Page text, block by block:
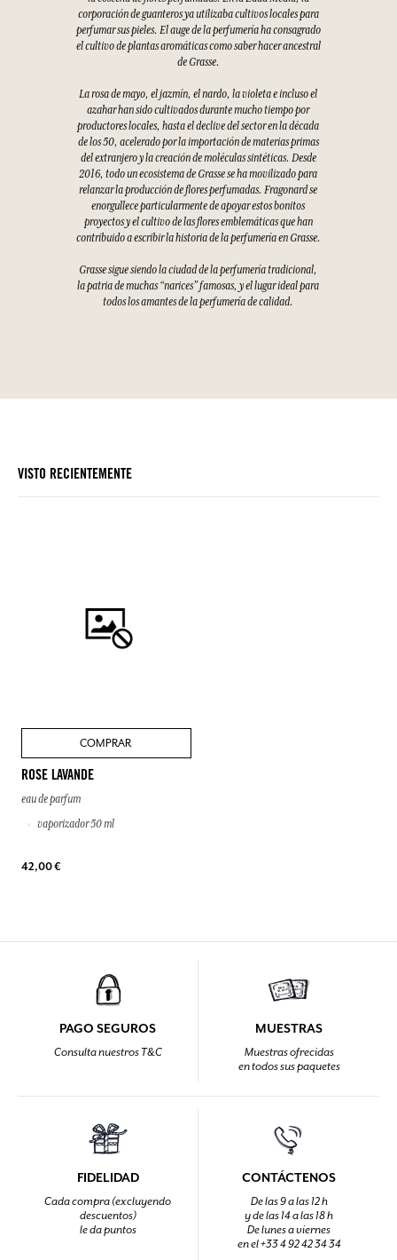
corporación de guanteros ya utilizaba cultivos locales para
perfumar sus pieles. El auge de la perfumería ha consagrado
el cultivo de plantas aromáticas como saber hacer ancestral
de Grasse.
La rosa de mayo, el jazmín, el nardo, la violeta e incluso el
azahar han sido cultivados durante mucho tiempo por
productores locales, hasta el declive del sector en la década
de los 50, acelerado por la importación de materias primas
del extranjero y la creación de moléculas sintéticas. Desde
2016, todo un ecosistema de Grasse se ha movilizado para
relanzar la producción de flores perfumadas. Fragonard se
enorgullece particularmente de apoyar estos bonitos
proyectos y el cultivo de las flores emblemáticas que han
contribuido a escribir la historia de la perfumería en Grasse.
Grasse sigue siendo la ciudad de la perfumería tradicional,
la patria de muchas “narices” famosas, y el lugar ideal para
todos los amantes de la perfumería de calidad.
VISTO RECIENTEMENTE
COMPRAR
ROSE LAVANDE
eau de parfum
vaporizador 50 ml
42,00 €
PAGO SEGUROS
Consulta nuestros T&C
MUESTRAS
Muestras ofrecidas
en todos sus paquetes
FIDELIDAD
Cada compra (excluyendo
descuentos)
le da puntos
CONTÁCTENOS
De las 9 a las 12 h
y de las 14 a las 18 h
De lunes a viernes
en el +33 4 92 42 34 34